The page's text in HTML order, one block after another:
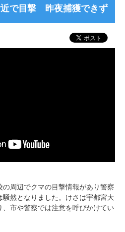
で目撃 昨夜捕獲できず
周辺でクマの目撃情報があり警察
然となりました。けさは宇都宮大
市や警察では注意を呼びかけてい